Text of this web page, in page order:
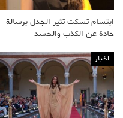
ابتسام تسكت تثير الجدل برسالة
حادة عن الكذب والحسد
اخبار